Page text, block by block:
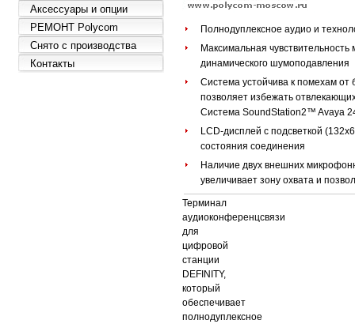
Аксессуары и опции
РЕМОНТ Polycom
Снято с производства
Контакты
Полнодуплексное аудио и
Максимальная
динамического шумоподавления
Система устойчива к помехам
позволяет избежать
Система SoundStation2™ Avaya
LCD-дисплей с подсветкой
состояния соединения
Наличие двух внешних
увеличивает зону охвата и
Терминал
аудиоконференцсвязи
для
цифровой
станции
DEFINITY,
который
обеспечивает
полнодуплексное